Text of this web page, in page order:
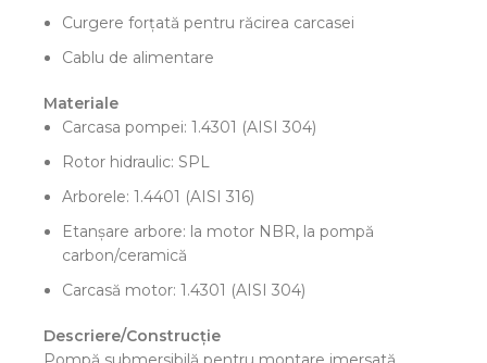
Curgere forţată pentru răcirea carcasei
Cablu de alimentare
Materiale
Carcasa pompei: 1.4301 (AISI 304)
Rotor hidraulic: SPL
Arborele: 1.4401 (AISI 316)
Etanşare arbore: la motor NBR, la pompă
carbon/ceramică
Carcasă motor: 1.4301 (AISI 304)
Descriere/Construcţie